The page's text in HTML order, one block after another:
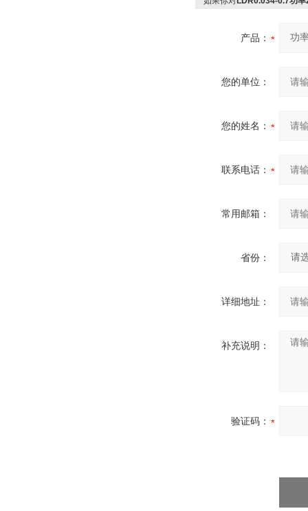
产品：
您的单位：
您的姓名：
联系电话：
常用邮箱：
省份：
详细地址：
补充说明：
验证码：